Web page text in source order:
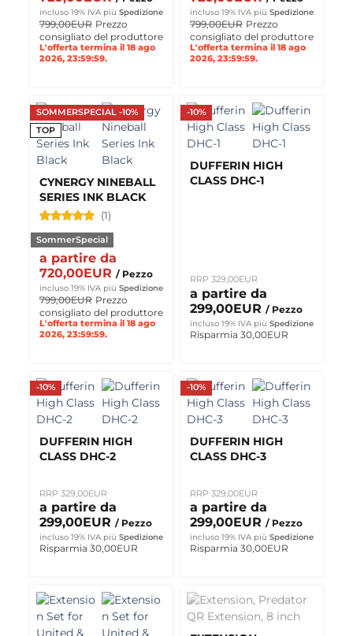
incluso 19% IVA più Spedizione
799,00EUR Prezzo
consigliato del produttore
L'offerta termina il 18 ago
2026, 23:59:59.
incluso 19% IVA più Spedizione
799,00EUR Prezzo
consigliato del produttore
L'offerta termina il 18 ago
2026, 23:59:59.
SOMMERSPECIAL -10%
TOP
CYNERGY NINEBALL
SERIES INK BLACK
(1)
SommerSpecial
a partire da
720,00EUR / Pezzo
incluso 19% IVA più Spedizione
799,00EUR Prezzo
consigliato del produttore
L'offerta termina il 18 ago
2026, 23:59:59.
-10%
DUFFERIN HIGH
CLASS DHC-1
RRP 329,00EUR
a partire da
299,00EUR / Pezzo
incluso 19% IVA più Spedizione
Risparmia 30,00EUR
-10%
DUFFERIN HIGH
CLASS DHC-2
RRP 329,00EUR
a partire da
299,00EUR / Pezzo
incluso 19% IVA più Spedizione
Risparmia 30,00EUR
-10%
DUFFERIN HIGH
CLASS DHC-3
RRP 329,00EUR
a partire da
299,00EUR / Pezzo
incluso 19% IVA più Spedizione
Risparmia 30,00EUR